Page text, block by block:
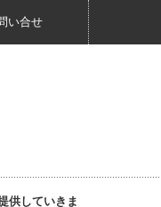
い合せ
供していきま